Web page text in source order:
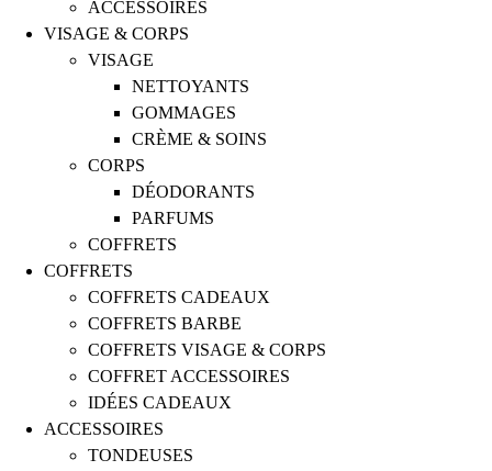
ACCESSOIRES
VISAGE & CORPS
VISAGE
NETTOYANTS
GOMMAGES
CRÈME & SOINS
CORPS
DÉODORANTS
PARFUMS
COFFRETS
COFFRETS
COFFRETS CADEAUX
COFFRETS BARBE
COFFRETS VISAGE & CORPS
COFFRET ACCESSOIRES
IDÉES CADEAUX
ACCESSOIRES
TONDEUSES